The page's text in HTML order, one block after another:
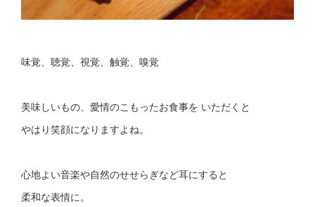
味覚、聴覚、視覚、触覚、嗅覚
美味しいもの、愛情のこもったお食事を いただくと
やはり笑顔になりますよね。
心地よい音楽や自然のせせらぎなど耳にすると
柔和な表情に。